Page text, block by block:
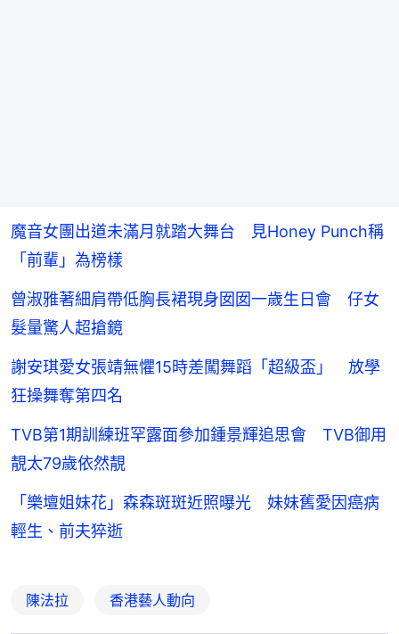
魔音女團出道未滿月就踏大舞台 見Honey Punch稱
「前輩」為榜樣
曾淑雅著細肩帶低胸長裙現身囡囡一歲生日會 仔女
髮量驚人超搶鏡
謝安琪愛女張靖無懼15時差闖舞蹈「超級盃」 放學
狂操舞奪第四名
TVB第1期訓練班罕露面參加鍾景輝追思會 TVB御用
靚太79歲依然靚
「樂壇姐妹花」森森斑斑近照曝光 妹妹舊愛因癌病
輕生、前夫猝逝
陳法拉 香港藝人動向